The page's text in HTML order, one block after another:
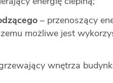
– przenoszący
możliwe jest
wnętrza